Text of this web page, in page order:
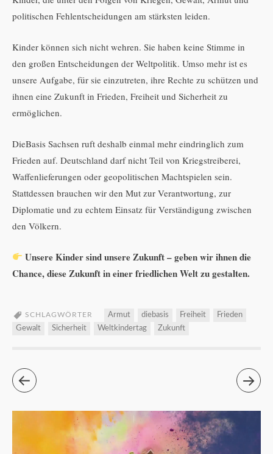
politischen Fehlentscheidungen am stärksten leiden.
Kinder können sich nicht wehren. Sie haben keine Stimme in
den großen Entscheidungen der Weltpolitik. Umso mehr ist es
unsere Aufgabe, für sie einzutreten, ihre Rechte zu schützen und
ihnen eine Zukunft in Frieden, Freiheit und Sicherheit zu
ermöglichen.
DieBasis Sachsen ruft deshalb einmal mehr eindringlich zum
Frieden auf. Deutschland darf nicht Teil von Kriegstreiberei,
Waffenlieferungen oder geopolitischen Machtspielen sein.
Stattdessen brauchen wir den Mut zur Verantwortung, zur
Diplomatie und zu echtem Einsatz für Verständigung zwischen
den Völkern.
Unsere Kinder sind unsere Zukunft – geben wir ihnen die
Chance, diese Zukunft in einer friedlichen Welt zu gestalten.
SCHLAGWÖRTER Armut diebasis Freiheit
Frieden
Gewalt
Sicherheit Weltkindertag Zukunft